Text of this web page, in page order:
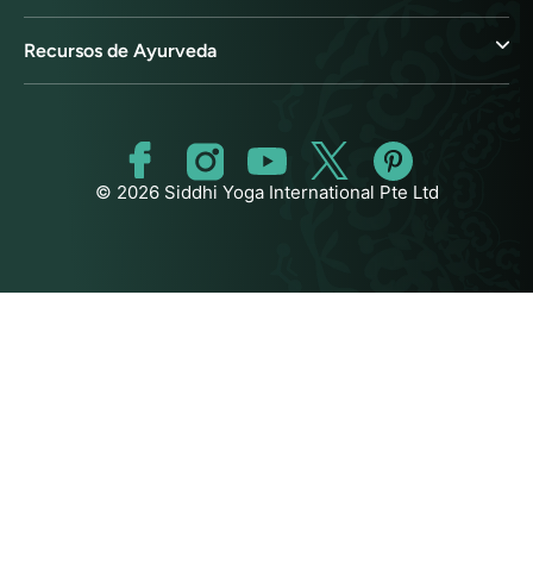
Recursos de Ayurveda
© 2026 Siddhi Yoga International Pte Ltd